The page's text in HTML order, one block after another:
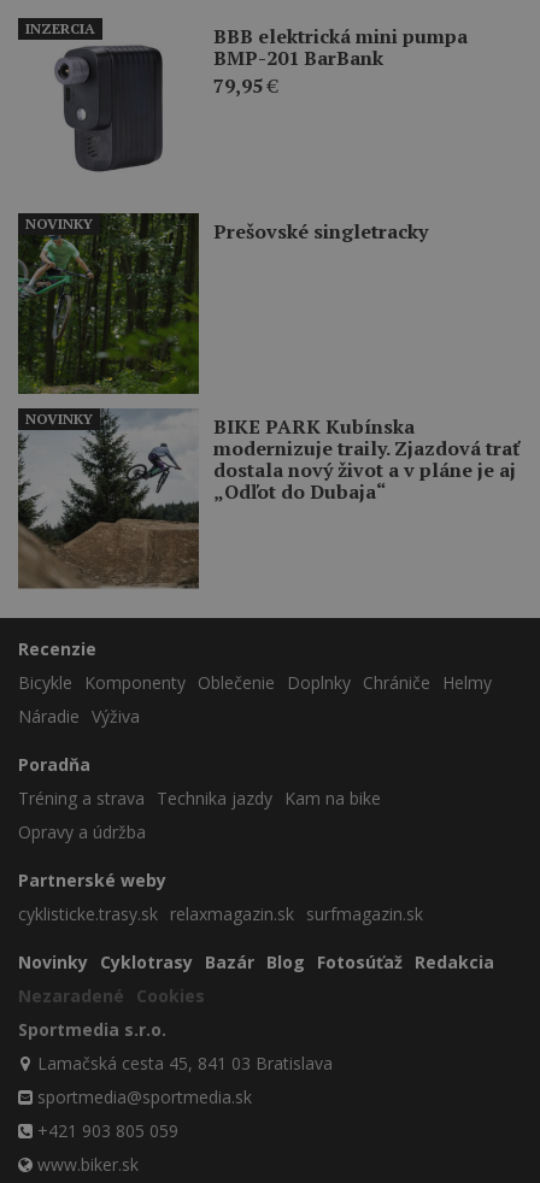
BBB elektrická mini pumpa
BMP-201 BarBank
79,95€
INZERCIA
Prešovské singletracky
NOVINKY
BIKE PARK Kubínska
modernizuje traily. Zjazdová trať
dostala nový život a v pláne je aj
„Odľot do Dubaja“
NOVINKY
Recenzie
Bicykle
Komponenty Oblečenie Doplnky Chrániče
Helmy
Náradie Výživa
Poradňa
Tréning a strava
Technika jazdy
Kam na bike
Opravy a údržba
Partnerské weby
cyklisticke.trasy.sk relaxmagazin.sk surfmagazin.sk
Novinky Cyklotrasy Bazár Blog Fotosúťaž Redakcia
Nezaradené
Cookies
Sportmedia s.r.o.
Lamačská cesta 45, 841 03 Bratislava
sportmedia@sportmedia.sk
+421 903 805 059
www.biker.sk